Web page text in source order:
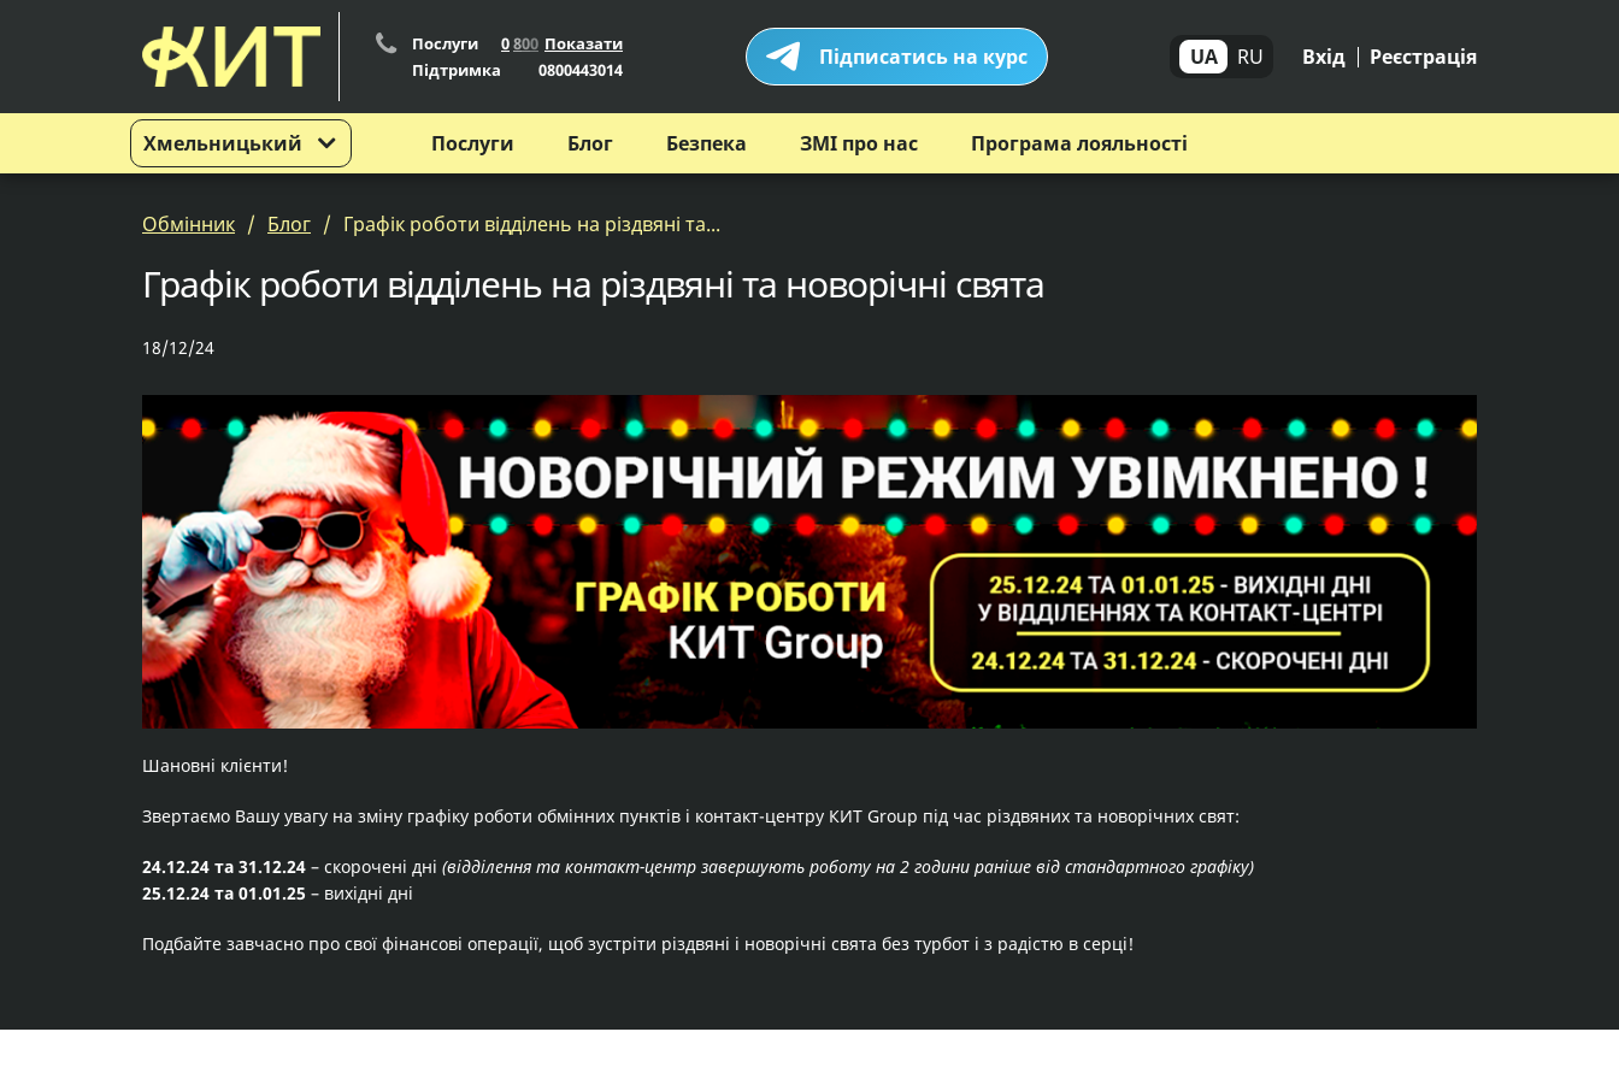
Хмельницький
Послуги 0800 Показати
Підтримка
0800443014 Підписатись на курс UA RU Вхід Реєстрація
Послуги Блог Безпека ЗМІ про нас Програма лояльності
Обмінник Блог Графік роботи відділень на різдвяні та...
Графік роботи відділень на різдвяні та новорічні свята
18/12/24
Шановні клієнти!
Звертаємо Вашу увагу на зміну графіку роботи обмінних пунктів і контакт-центру КИТ Group під час різдвяних та новорічних свят:
24.12.24 та 31.12.24 – скорочені дні (відділення та контакт-центр завершують роботу на 2 години раніше від стандартного графіку)
25.12.24 та 01.01.25 – вихідні дні
Подбайте завчасно про свої фінансові операції, щоб зустріти різдвяні і новорічні свята без турбот і з радістю в серці!